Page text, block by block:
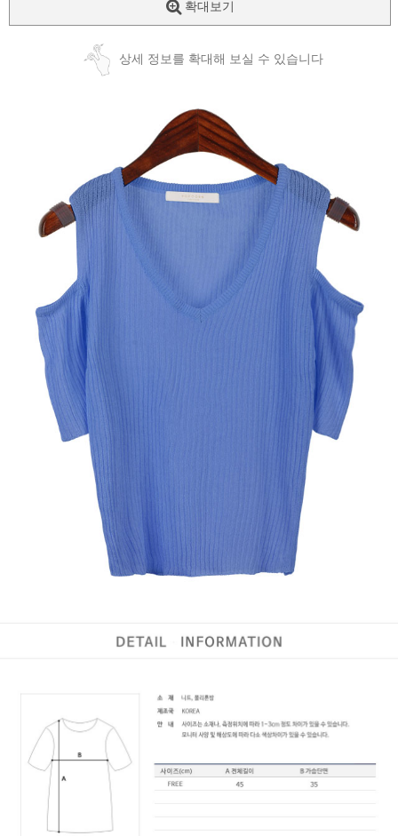
페이코 ID로
PAYCO 바로
확대보기
상세 정보를 확대해 보실 수 있습니다